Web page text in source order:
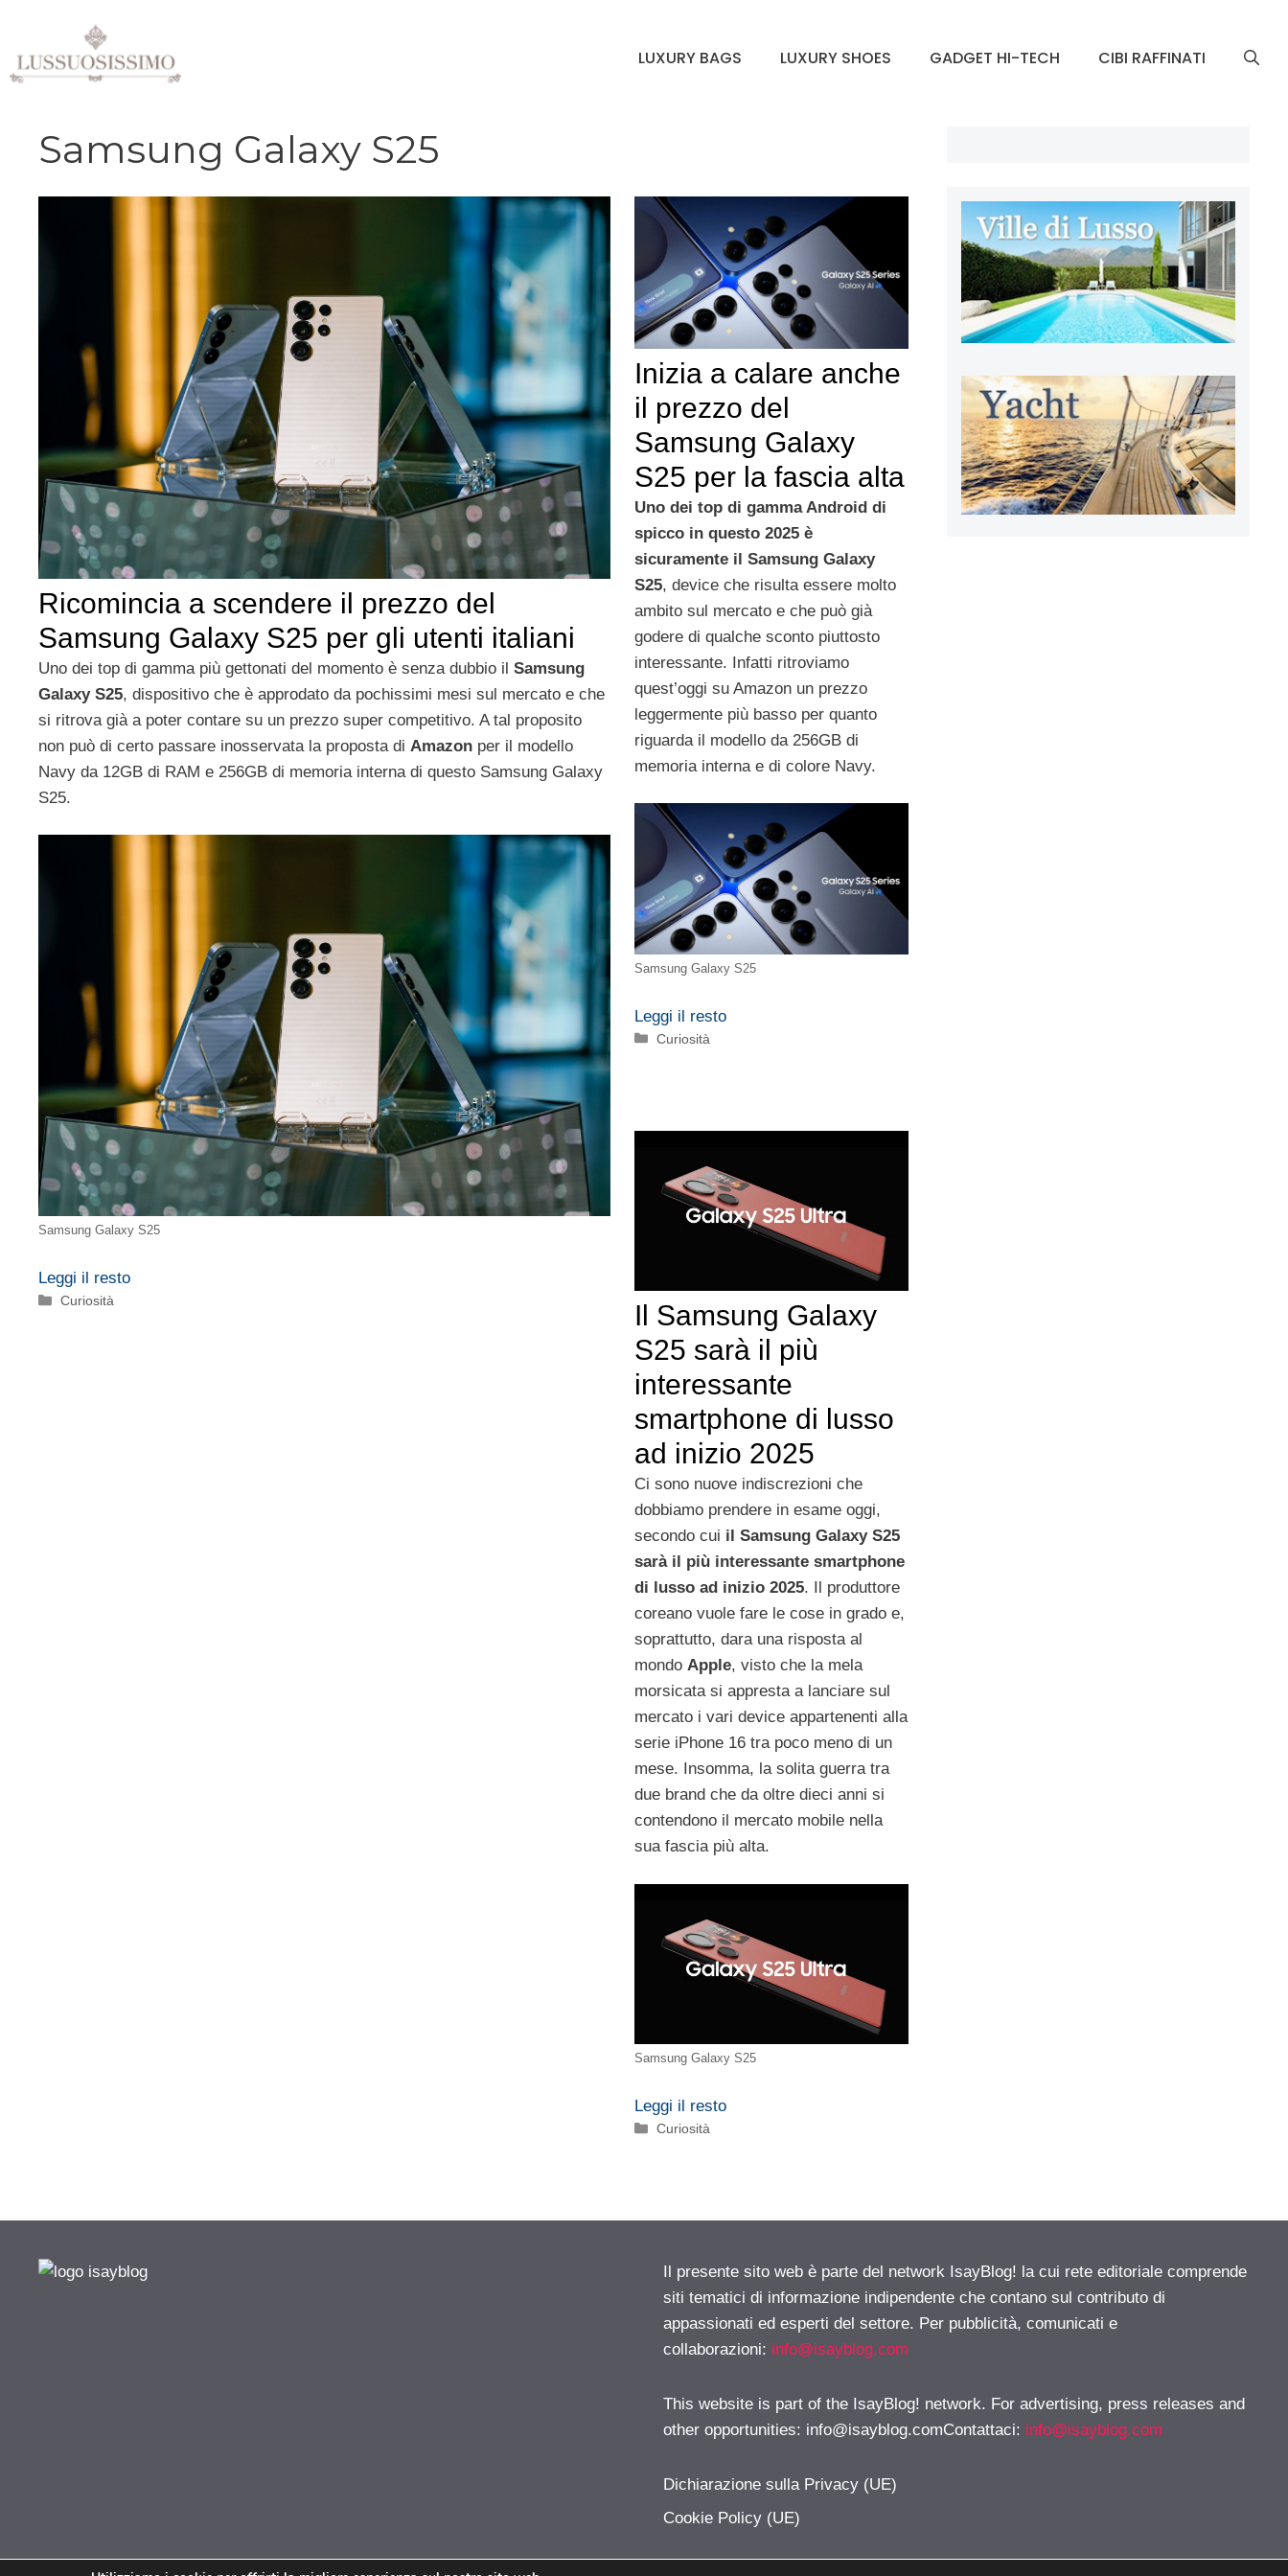
contenuto
LUXURY BAGS LUXURY SHOES GADGET HI-TECH CIBI RAFFINATI
Samsung Galaxy S25
Ricomincia a scendere il prezzo del
Samsung Galaxy S25 per gli utenti italiani
Uno dei top di gamma più gettonati del momento è senza dubbio il Samsung
Galaxy S25, dispositivo che è approdato da pochissimi mesi sul mercato e che
si ritrova già a poter contare su un prezzo super competitivo. A tal proposito
non può di certo passare inosservata la proposta di Amazon per il modello
Navy da 12GB di RAM e 256GB di memoria interna di questo Samsung Galaxy
S25.
Samsung Galaxy S25
Leggi il resto
Categorie
Curiosità
Inizia a calare anche
il prezzo del
Samsung Galaxy
S25 per la fascia alta
Uno dei top di gamma Android di
spicco in questo 2025 è
sicuramente il Samsung Galaxy
S25, device che risulta essere molto
ambito sul mercato e che può già
godere di qualche sconto piuttosto
interessante. Infatti ritroviamo
quest’oggi su Amazon un prezzo
leggermente più basso per quanto
riguarda il modello da 256GB di
memoria interna e di colore Navy.
Samsung Galaxy S25
Leggi il resto
Categorie
Curiosità
Il Samsung Galaxy
S25 sarà il più
interessante
smartphone di lusso
ad inizio 2025
Ci sono nuove indiscrezioni che
dobbiamo prendere in esame oggi,
secondo cui il Samsung Galaxy S25
sarà il più interessante smartphone
di lusso ad inizio 2025. Il produttore
coreano vuole fare le cose in grado e,
soprattutto, dara una risposta al
mondo Apple, visto che la mela
morsicata si appresta a lanciare sul
mercato i vari device appartenenti alla
serie iPhone 16 tra poco meno di un
mese. Insomma, la solita guerra tra
due brand che da oltre dieci anni si
contendono il mercato mobile nella
sua fascia più alta.
Samsung Galaxy S25
Leggi il resto
Categorie
Curiosità
Il presente sito web è parte del network IsayBlog! la cui rete editoriale comprende
siti tematici di informazione indipendente che contano sul contributo di
appassionati ed esperti del settore. Per pubblicità, comunicati e
collaborazioni: info@isayblog.com
This website is part of the IsayBlog! network. For advertising, press releases and
other opportunities: info@isayblog.comContattaci: info@isayblog.com
Dichiarazione sulla Privacy (UE)
Cookie Policy (UE)